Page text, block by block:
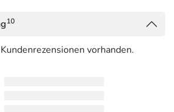
10
vorhanden.